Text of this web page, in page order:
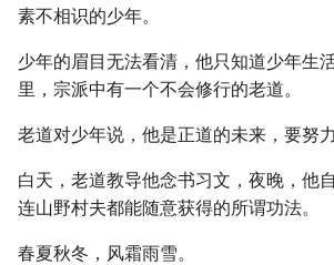
素不相识的少年。
少年的眉目无法看清，他只知道少年生
里，宗派中有一个不会修行的老道。
老道对少年说，他是正道的未来，要努力
白天，老道教导他念书习文，夜晚，他
连山野村夫都能随意获得的所谓功法。
春夏秋冬，风霜雨雪。